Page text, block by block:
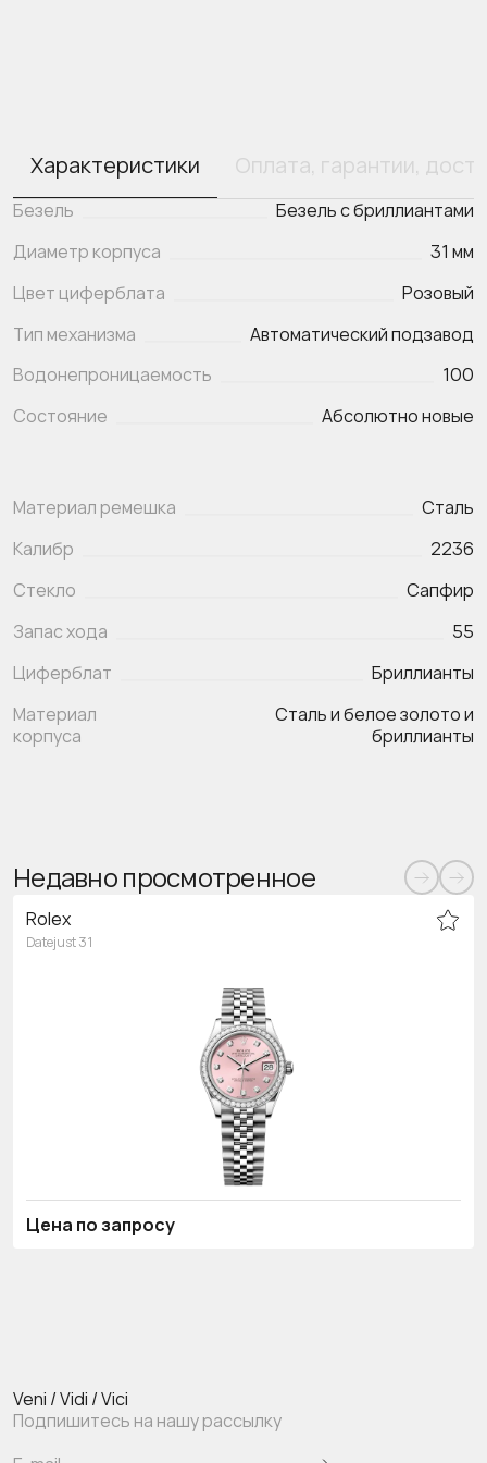
Характеристики Оплата, гарантии,
Безель
Безель с бриллиантами
Диаметр корпуса
31 мм
Цвет циферблата
Розовый
Тип механизма
Автоматический подзавод
Водонепроницаемость
100
Состояние
Абсолютно новые
Материал ремешка
Сталь
Калибр
2236
Стекло
Сапфир
Запас хода
55
Циферблат
Бриллианты
Материал
корпуса
Сталь и белое золото и
бриллианты
Недавно просмотренное
Rolex
Datejust 31
Цена по запросу
Veni / Vidi / Vici
Подпишитесь на нашу рассылку